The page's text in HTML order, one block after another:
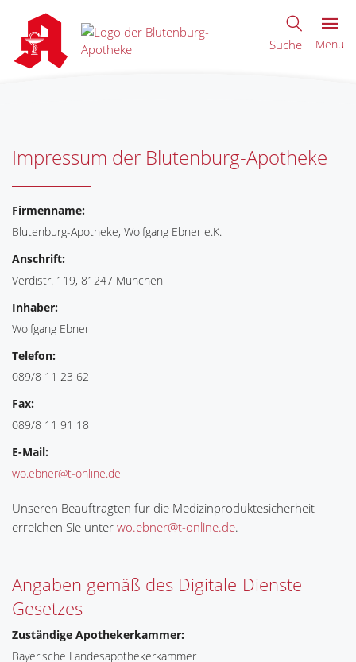
Suche Menü
Impressum der Blutenburg-Apotheke
Firmenname:
Blutenburg-Apotheke, Wolfgang Ebner e.K.
Anschrift:
Verdistr. 119, 81247 München
Inhaber:
Wolfgang Ebner
Telefon:
089/8 11 23 62
Fax:
089/8 11 91 18
E-Mail:
wo.ebner@t-online.de
Unseren Beauftragten für die Medizinproduktesicherheit
erreichen Sie unter wo.ebner@t-online.de.
Angaben gemäß des Digitale-Dienste-
Gesetzes
Zuständige Apothekerkammer:
Bayerische Landesapothekerkammer